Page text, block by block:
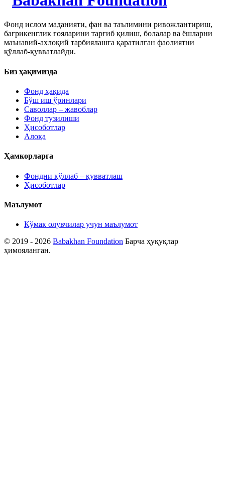
Фонд ислом маданияти, фан ва таълимини ривожлантириш,
бағрикенглик ғояларини тарғиб қилиш, болалар ва ёшларни
маънавий-ахлоқий тарбиялашга қаратилган фаолиятни
қўллаб-қувватлайди.
Биз ҳақимизда
Фонд ҳақида
Бўш иш ўринлари
Саволлар – жавоблар
Фонд тузилиши
Ҳисоботлар
Алоқа
Ҳамкорларга
Фондни қўллаб – қувватлаш
Ҳисоботлар
Маълумот
Кўмак олувчилар учун маълумот
© 2019 - 2026 Babakhan Foundation Барча ҳуқуқлар
ҳимояланган.